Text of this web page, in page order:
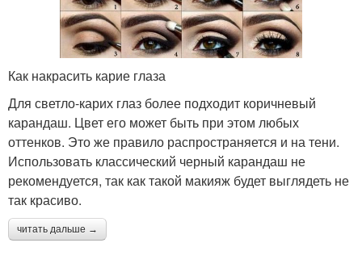
Как накрасить карие глаза
Для светло-карих глаз более подходит коричневый
карандаш. Цвет его может быть при этом любых
оттенков. Это же правило распространяется и на тени.
Использовать классический черный карандаш не
рекомендуется, так как такой макияж будет выглядеть не
так красиво.
читать дальше →